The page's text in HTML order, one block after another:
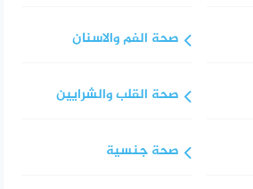
صحة الفم والاسنان
صحة القلب والشرايين
صحة جنسية